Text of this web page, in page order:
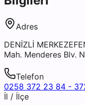
Adres
DENİZLİ
Mah. Menderes Blv.
Telefon
0258 372 23 84 -
İl / İlçe